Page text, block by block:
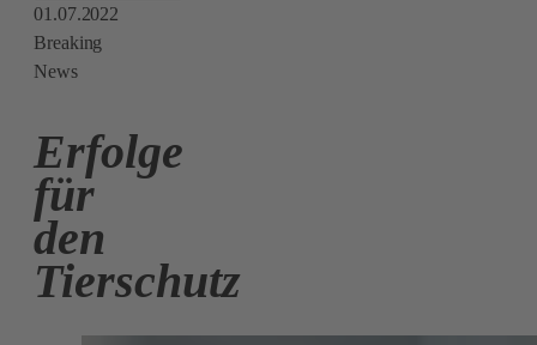
01.07.2022
Breaking
News
Erfolge
für
den
Tierschutz